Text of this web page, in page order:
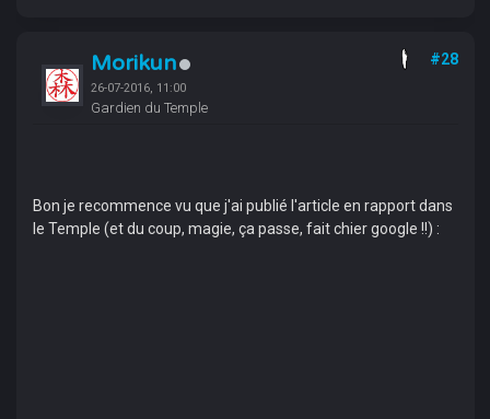
Morikun
26-07-2016, 11:00
Gardien du Temple
#28
Bon je recommence vu que j'ai publié l'article en rapport dans
le Temple (et du coup, magie, ça passe, fait chier google !!) :